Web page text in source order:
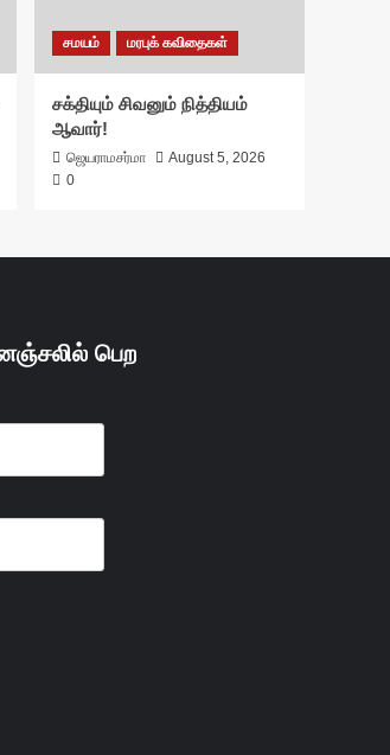
சமயம் மரபுக் கவிதைகள்
சக்தியும் சிவனும் நித்தியம்
ஆவார்!
ஜெயராமசர்மா
August 5, 2026
0
பெற